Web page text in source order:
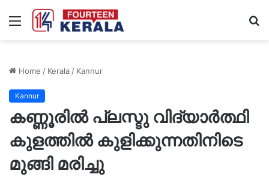
Menu
Home / Kerala/ Kannur
Kannur
കണ്ണൂരിൽ പ്ലസ്ടു വിദ്യാർത്ഥി
കുളത്തിൽ കുളിക്കുന്നതിനിടെ
മുങ്ങി മരിച്ചു